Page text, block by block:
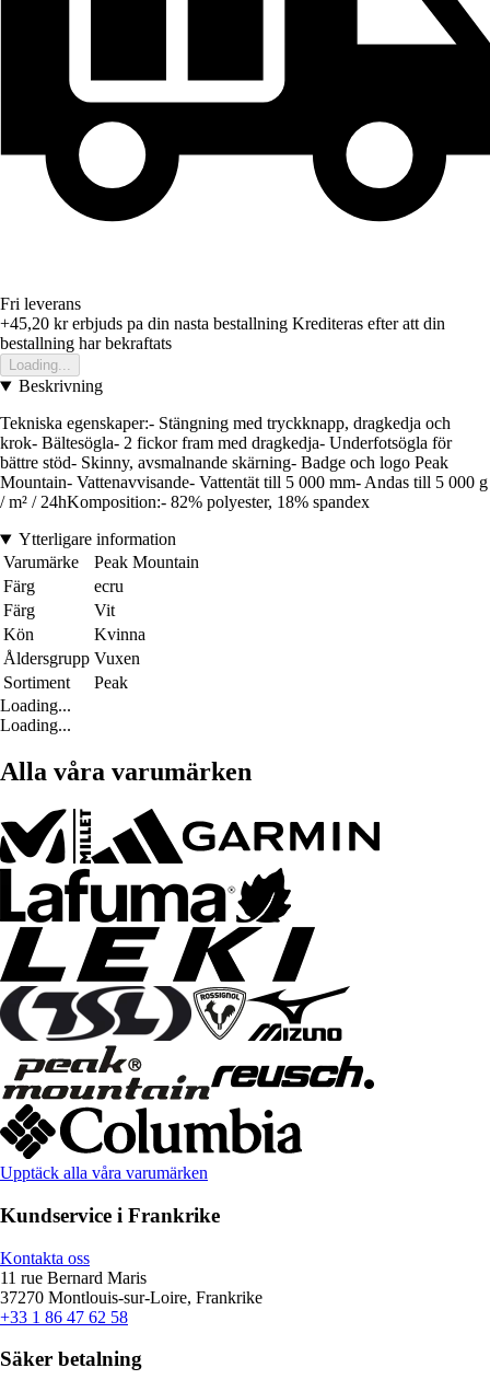
Fri leverans
+45,20 krerbjuds pa din nasta bestallning Krediteras efter att din
bestallning har bekraftats
Loading...
Beskrivning
Tekniska egenskaper:- Stängning med tryckknapp, dragkedja och
krok- Bältesögla- 2 fickor fram med dragkedja- Underfotsögla för
bättre stöd- Skinny, avsmalnande skärning- Badge och logo Peak
Mountain- Vattenavvisande- Vattentät till 5 000 mm- Andas till 5 000 g
/ m² / 24hKomposition:- 82% polyester, 18% spandex
Ytterligare information
Varumärke
Peak Mountain
Färg
ecru
Färg
Vit
Kön
Kvinna
Åldersgrupp Vuxen
Sortiment
Peak
Loading...
Loading...
Alla våra varumärken
Upptäck alla våra varumärken
Kundservice i Frankrike
Kontakta oss
11 rue Bernard Maris
37270 Montlouis-sur-Loire, Frankrike
+33 1 86 47 62 58
Säker betalning